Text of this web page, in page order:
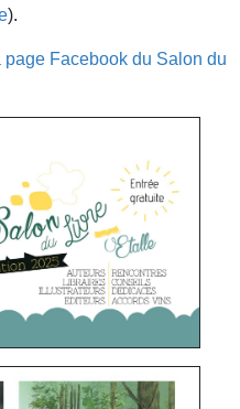
).
page Facebook du Salon du